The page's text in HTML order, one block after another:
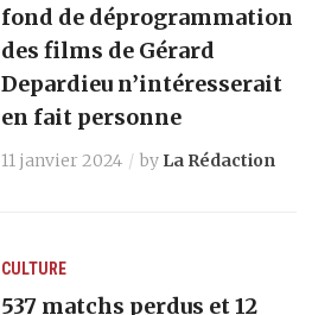
fond de déprogrammation
des films de Gérard
Depardieu n’intéresserait
en fait personne
11 janvier 2024 by La Rédaction
CULTURE
537 matchs perdus et 12